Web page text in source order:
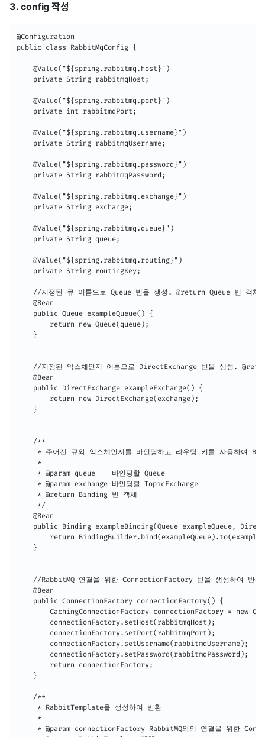
3. config 작성
@Configuration
public class RabbitMqConfig {
    @Value("${spring.rabbitmq.host}")
    private String rabbitmqHost;
    @Value("${spring.rabbitmq.port}")
    private int rabbitmqPort;
    @Value("${spring.rabbitmq.username}")
    private String rabbitmqUsername;
    @Value("${spring.rabbitmq.password}")
    private String rabbitmqPassword;
    @Value("${spring.rabbitmq.exchange}")
    private String exchange;
    @Value("${spring.rabbitmq.queue}")
    private String queue;
    @Value("${spring.rabbitmq.routing}")
    private String routingKey;
    //지정된 큐 이름으로 Queue 빈을 생성. @return Queue 빈 객체
    @Bean
    public Queue exampleQueue() {
        return new Queue(queue);
    }
//지정된 익스체인지 이름으로 DirectExchange 빈을 생성.
    @Bean
    public DirectExchange exampleExchange() {
        return new DirectExchange(exchange);
    }
    /**
* 주어진 큐와 익스체인지를 바인딩하고 라우팅 키를 사용하여
     *
     * @param queue    바인딩할 Queue
     * @param exchange 바인딩할 TopicExchange
     * @return Binding 빈 객체
     */
    @Bean
public Binding exampleBinding(Queue exampleQueue,
return
    }
    //RabbitMQ 연결을 위한 ConnectionFactory 빈을 생성하여 반환
    @Bean
    public ConnectionFactory connectionFactory() {
CachingConnectionFactory connectionFactory = new
        connectionFactory.setHost(rabbitmqHost);
        connectionFactory.setPort(rabbitmqPort);
        connectionFactory.setUsername(rabbitmqUsername);
        connectionFactory.setPassword(rabbitmqPassword);
        return connectionFactory;
    }
    /**
     * RabbitTemplate을 생성하여 반환
     *
* @param connectionFactory RabbitMQ와의 연결을 위한